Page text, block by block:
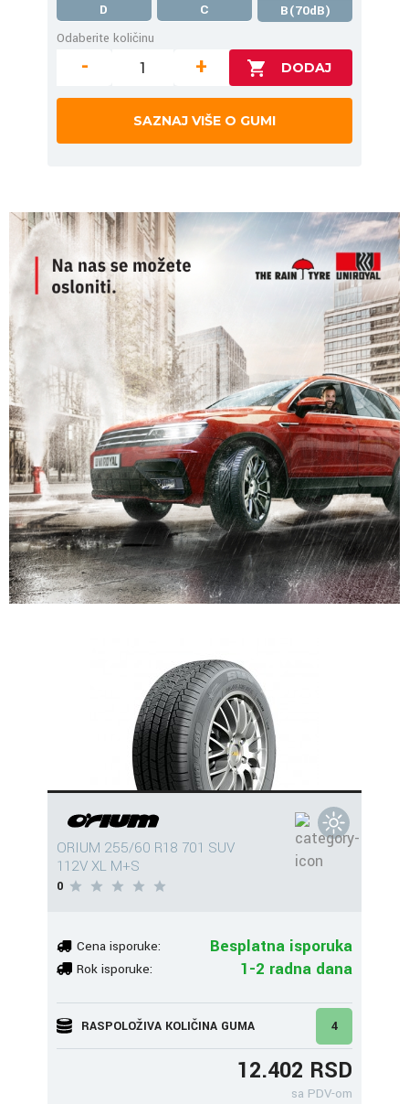
D C
B(70dB)
Odaberite količinu
- +
SAZNAJ VIŠE O GUMI
ORIUM 255/60 R18 701 SUV
112V XL M+S
0
Cena isporuke: Besplatna isporuka
Rok isporuke: 1-2 radna dana
RASPOLOŽIVA KOLIČINA GUMA 4
12.402 RSD
sa PDV-om